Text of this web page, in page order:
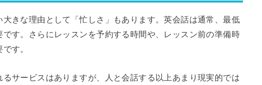
きな理由として「忙しさ」もあります。英会話は通常、最低
す。さらにレッスンを予約する時間や、レッスン前の準備時
す。
サービスはありますが、人と会話する以上あまり現実的では